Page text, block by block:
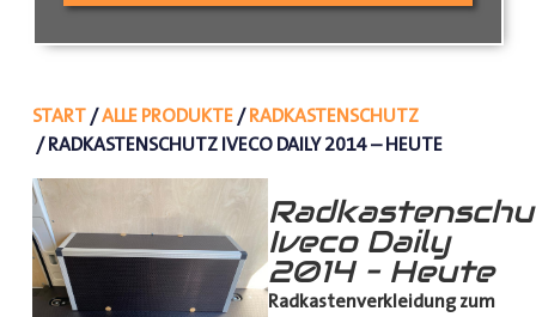
START/ALLE PRODUKTE/RADKASTENSCHUTZ
/ RADKASTENSCHUTZ IVECO DAILY 2014 – HEUTE
Iveco Daily
2014 – Heute
Radkastenverkleidung zum